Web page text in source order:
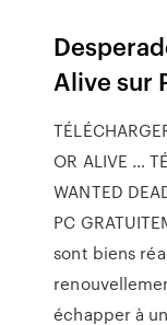
Alive sur
OR ALIVE …
WANTED
PC
sont biens
échapper à